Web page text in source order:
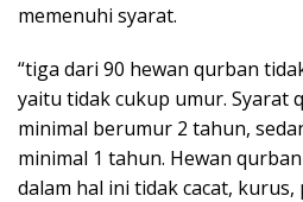
memenuhi syarat.
“tiga dari 90 hewan qurban
yaitu tidak cukup umur. Syarat
minimal berumur 2 tahun,
minimal 1 tahun. Hewan
dalam hal ini tidak cacat,